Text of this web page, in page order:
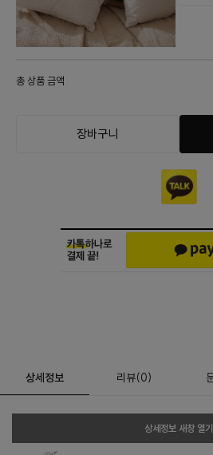
총 상품 금액
장바구니
상세정보 리뷰(0)
상세정보 새창 열기